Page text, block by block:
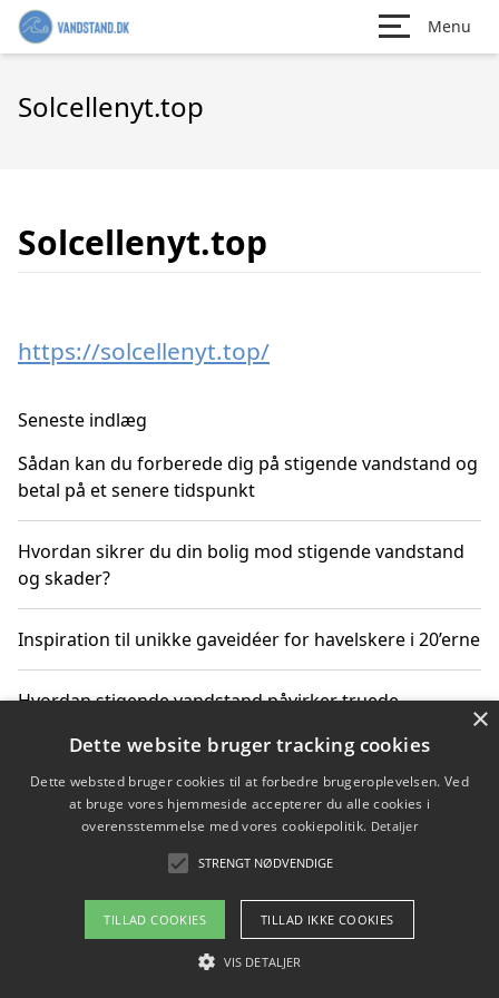
Menu
Solcellenyt.top
Solcellenyt.top
https://solcellenyt.top/
Seneste indlæg
Sådan kan du forberede dig på stigende vandstand og
betal på et senere tidspunkt
Hvordan sikrer du din bolig mod stigende vandstand
og skader?
Inspiration til unikke gaveidéer for havelskere i 20’erne
Hvordan stigende vandstand påvirker truede
Sådan vælger du de bedste vandrerygsække til
vandreture i Danmark
Copyright 2026 - Pilanto Aps
Om / kontakt
×
Dette website bruger tracking cookies
Dette websted bruger cookies til at forbedre brugeroplevelsen. Ved
at bruge vores hjemmeside accepterer du alle cookies i
overensstemmelse med vores cookiepolitik. Detaljer
STRENGT NØDVENDIGE
TILLAD COOKIES TILLAD IKKE COOKIES
VIS DETALJER